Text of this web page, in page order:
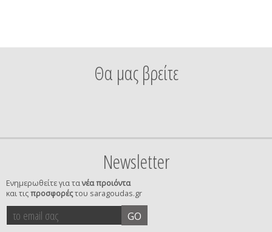
Θα μας βρείτε
Newsletter
Ενημερωθείτε για τανέα προιόντα
και τιςπροσφορέςτου saragoudas.gr
το
email
GO